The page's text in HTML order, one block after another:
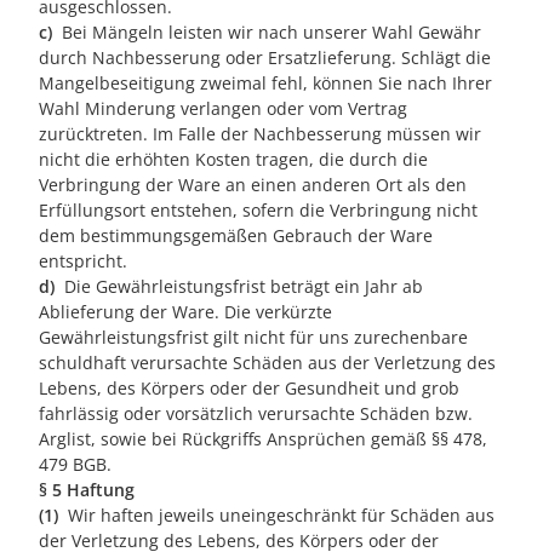
ausgeschlossen.
c) Bei Mängeln leisten wir nach unserer Wahl Gewähr
durch Nachbesserung oder Ersatzlieferung. Schlägt die
Mangelbeseitigung zweimal fehl, können Sie nach Ihrer
Wahl Minderung verlangen oder vom Vertrag
zurücktreten. Im Falle der Nachbesserung müssen wir
nicht die erhöhten Kosten tragen, die durch die
Verbringung der Ware an einen anderen Ort als den
Erfüllungsort entstehen, sofern die Verbringung nicht
dem bestimmungsgemäßen Gebrauch der Ware
entspricht.
d) Die Gewährleistungsfrist beträgt ein Jahr ab
Ablieferung der Ware. Die verkürzte
Gewährleistungsfrist gilt nicht für uns zurechenbare
schuldhaft verursachte Schäden aus der Verletzung des
Lebens, des Körpers oder der Gesundheit und grob
fahrlässig oder vorsätzlich verursachte Schäden bzw.
Arglist, sowie bei Rückgriffs Ansprüchen gemäß §§ 478,
479 BGB.
§ 5 Haftung
(1) Wir haften jeweils uneingeschränkt für Schäden aus
der Verletzung des Lebens, des Körpers oder der